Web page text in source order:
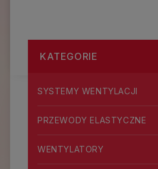
KATEGORIE
SYSTEMY WENTYLACJI
PRZEWODY ELASTYCZNE
WENTYLATORY